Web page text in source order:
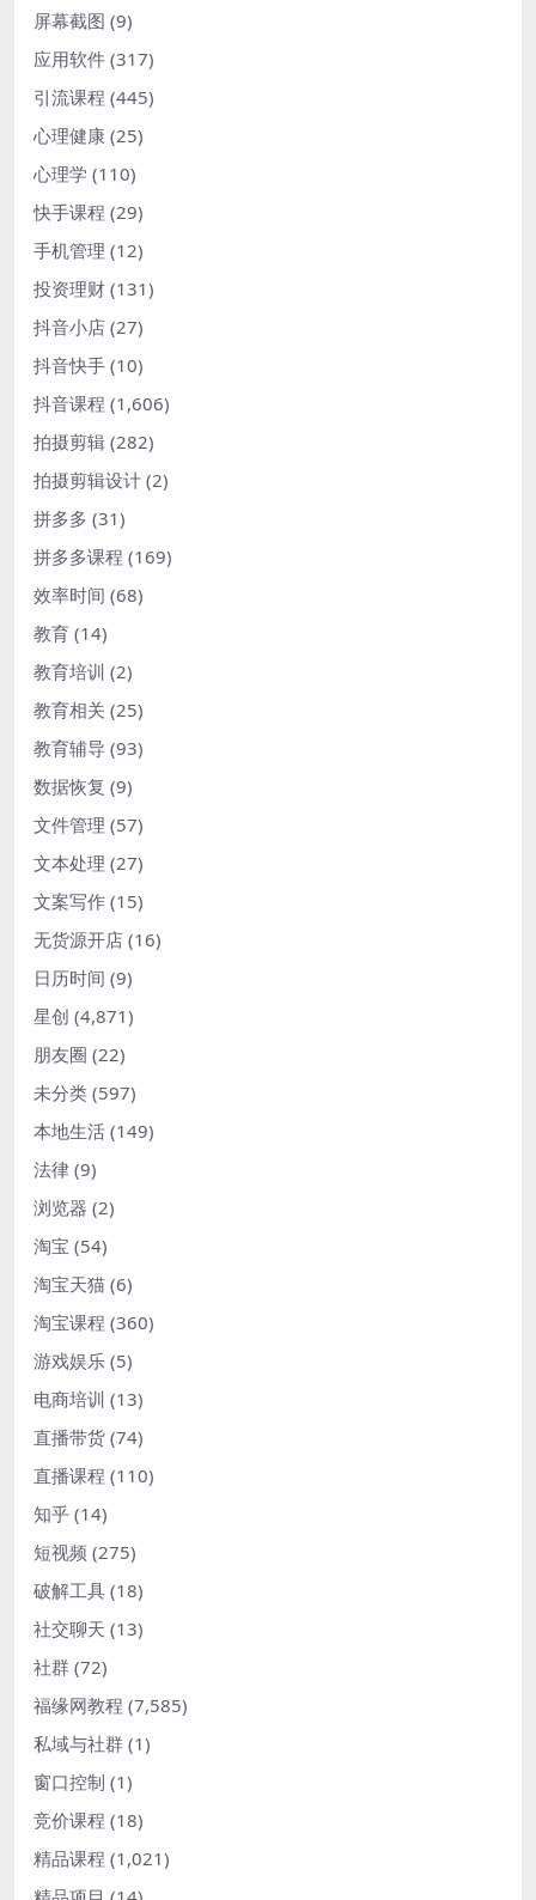
屏幕截图 (9)
应用软件 (317)
引流课程 (445)
心理健康 (25)
心理学 (110)
快手课程 (29)
手机管理 (12)
投资理财 (131)
抖音小店 (27)
抖音快手 (10)
抖音课程 (1,606)
拍摄剪辑 (282)
拍摄剪辑设计 (2)
拼多多 (31)
拼多多课程 (169)
效率时间 (68)
教育 (14)
教育培训 (2)
教育相关 (25)
教育辅导 (93)
数据恢复 (9)
文件管理 (57)
文本处理 (27)
文案写作 (15)
无货源开店 (16)
日历时间 (9)
星创 (4,871)
朋友圈 (22)
未分类 (597)
本地生活 (149)
法律 (9)
浏览器 (2)
淘宝 (54)
淘宝天猫 (6)
淘宝课程 (360)
游戏娱乐 (5)
电商培训 (13)
直播带货 (74)
直播课程 (110)
知乎 (14)
短视频 (275)
破解工具 (18)
社交聊天 (13)
社群 (72)
福缘网教程 (7,585)
私域与社群 (1)
窗口控制 (1)
竞价课程 (18)
精品课程 (1,021)